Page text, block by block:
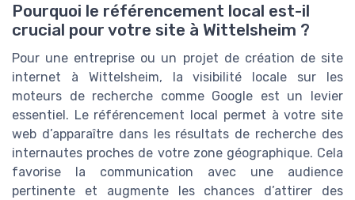
Pourquoi le référencement local est-il
crucial pour votre site à Wittelsheim ?
Pour une entreprise ou un projet de création de site
internet à Wittelsheim, la visibilité locale sur les
moteurs de recherche comme Google est un levier
essentiel. Le référencement local permet à votre site
web d’apparaître dans les résultats de recherche des
internautes proches de votre zone géographique. Cela
favorise la communication avec une audience
pertinente et augmente les chances d’attirer des